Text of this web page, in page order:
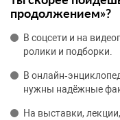
продолжением»?
В соцсети и на
ролики и подборки.
В
нужны надёжные
На выставки,